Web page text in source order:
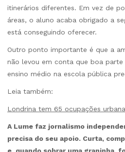
itinerários diferentes. Em vez de
áreas, o aluno acaba obrigado a
está conseguindo oferecer.
Outro ponto importante é que a
não levou em conta que boa
ensino médio na escola pública
Leia também:
Londrina tem 65 ocupações
A Lume faz jornalismo
precisa do seu apoio. Curta,